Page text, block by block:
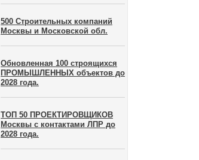
500 Строительных компаний
Москвы и Московской обл.
Обновленная 100 строящихся
ПРОМЫШЛЕННЫХ объектов до
2028 года.
ТОП 50 ПРОЕКТИРОВЩИКОВ
Москвы с контактами ЛПР до
2028 года.